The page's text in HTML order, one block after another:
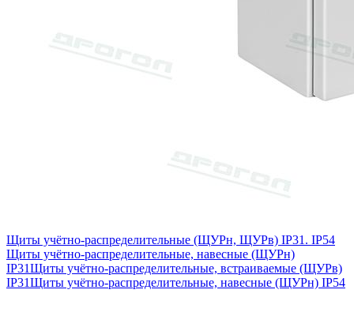
Щиты учётно-распределительные (ЩУРн, ЩУРв) IP31. IP54
Щиты учётно-распределительные, навесные (ЩУРн)
IP31Щиты учётно-распределительные, встраиваемые (ЩУРв)
IP31Щиты учётно-распределительные, навесные (ЩУРн) IP54